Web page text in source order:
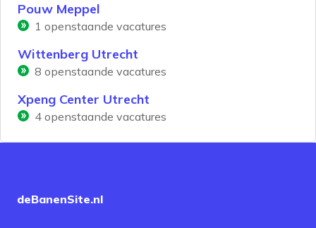
Pouw Meppel
1 openstaande vacatures
Wittenberg Utrecht
8 openstaande vacatures
Xpeng Center Utrecht
4 openstaande vacatures
deBanenSite.nl